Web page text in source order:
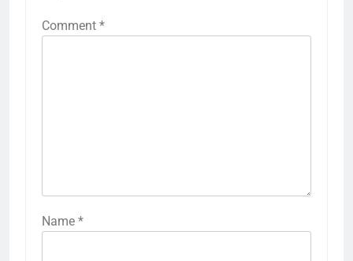
Comment *
Name *